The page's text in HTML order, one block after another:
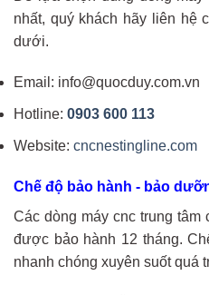
nhất, quý khách hãy liên hệ
dưới.
Email: info@quocduy.com.vn
Hotline: 0903 600 113
Website: cncnestingline.com
Chế độ bảo hành - bảo
Các dòng máy cnc trung tâm
được bảo hành 12 tháng.
nhanh chóng xuyên suốt quá